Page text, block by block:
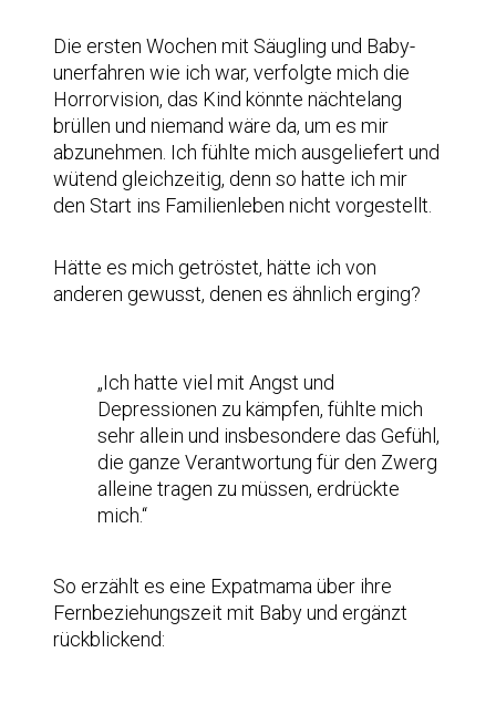
Die ersten Wochen mit Säugling und Baby-
unerfahren wie ich war, verfolgte mich die
Horrorvision, das Kind könnte nächtelang
brüllen und niemand wäre da, um es mir
abzunehmen. Ich fühlte mich ausgeliefert und
wütend gleichzeitig, denn so hatte ich mir
den Start ins Familienleben nicht vorgestellt.
Hätte es mich getröstet, hätte ich von
anderen gewusst, denen es ähnlich erging?
„Ich hatte viel mit Angst und
Depressionen zu kämpfen, fühlte mich
sehr allein und insbesondere das Gefühl,
die ganze Verantwortung für den Zwerg
alleine tragen zu müssen, erdrückte
mich.“
So erzählt es eine Expatmama über ihre
Fernbeziehungszeit mit Baby und ergänzt
rückblickend: